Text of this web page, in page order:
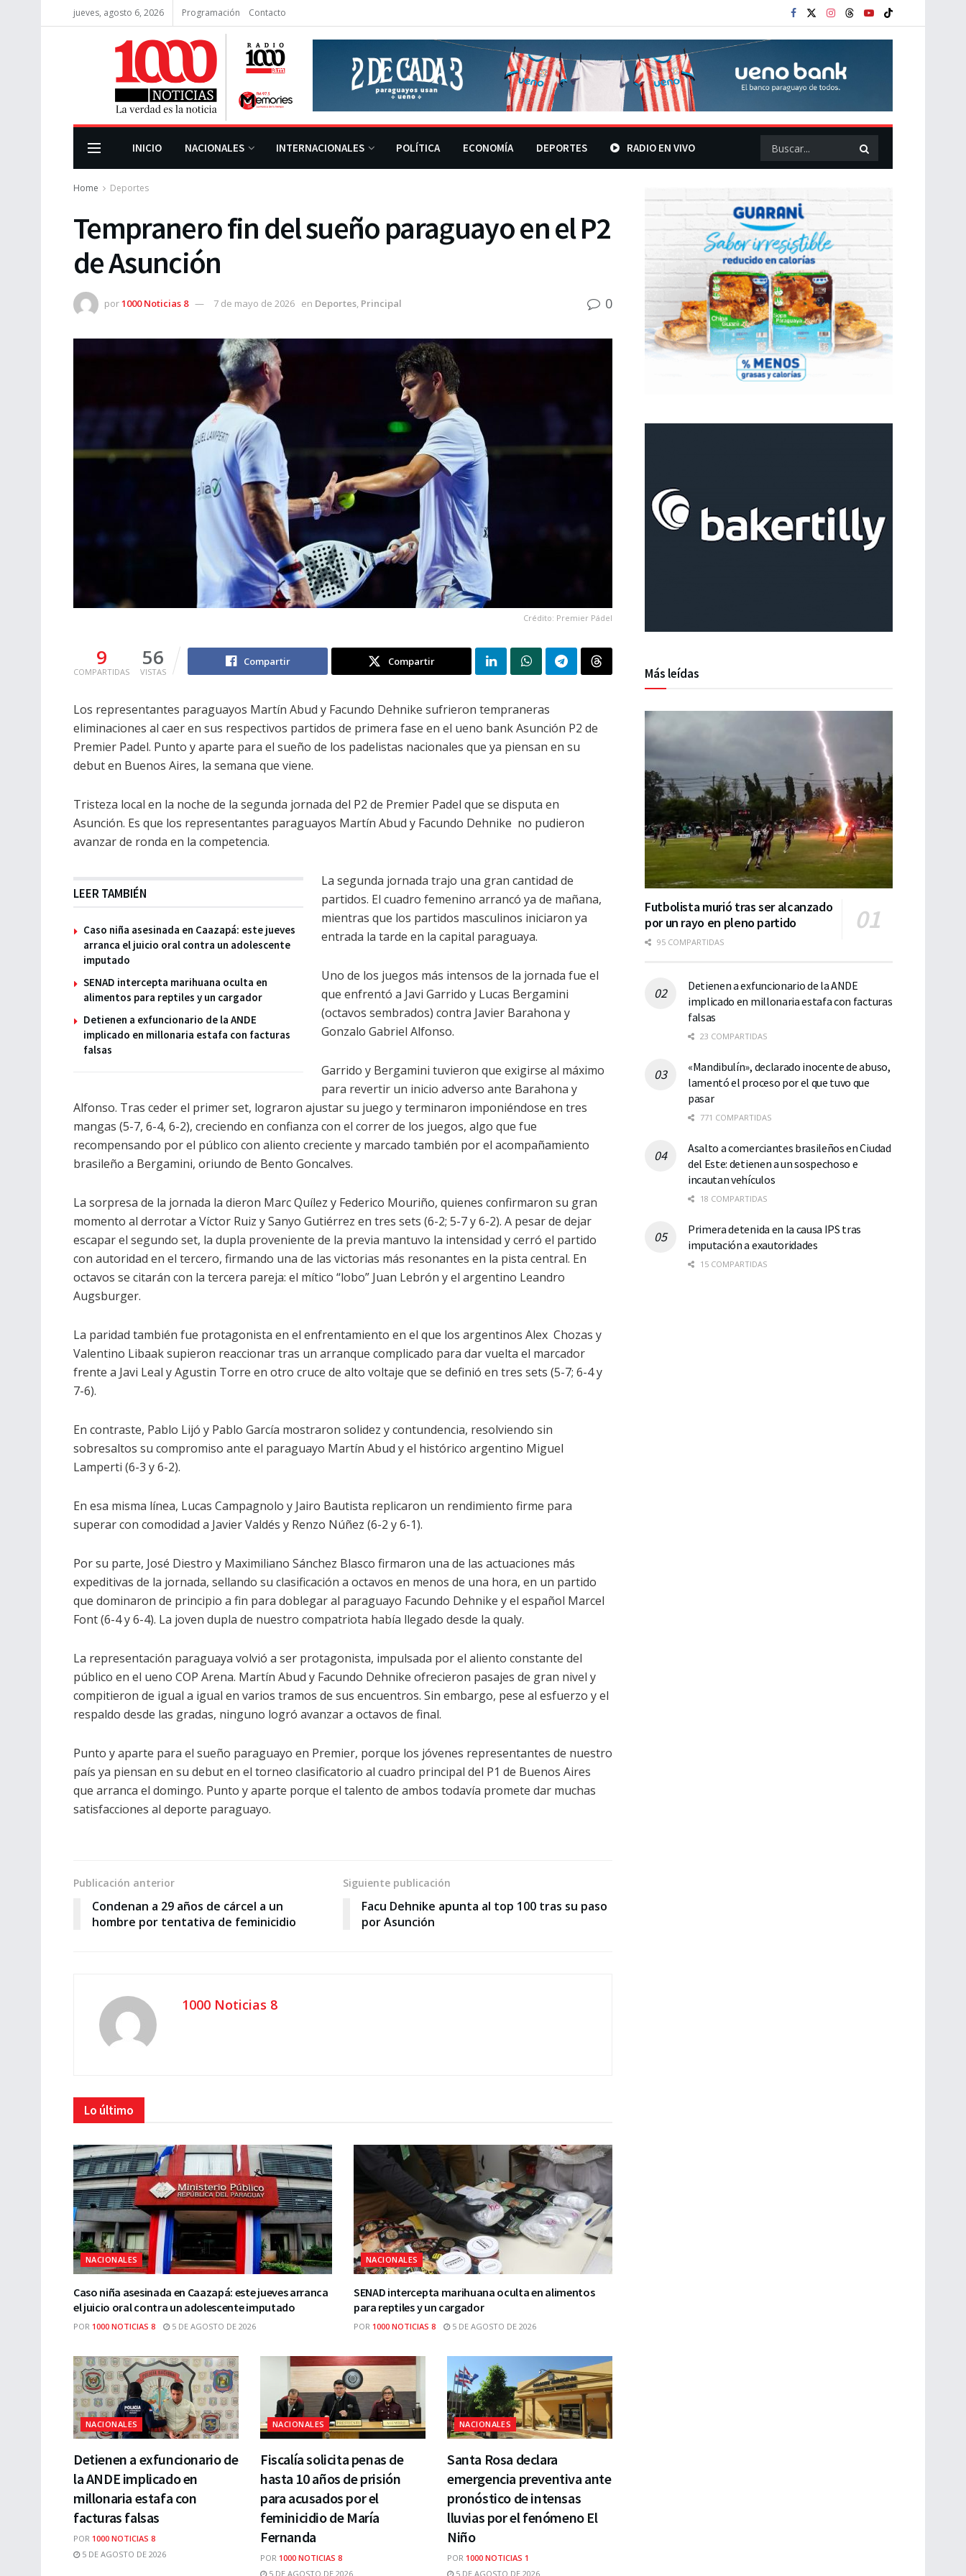
jueves, agosto 6, 2026 Programación Contacto
INICIO NACIONALES INTERNACIONALES POLÍTICA ECONOMÍA DEPORTES RADIO EN VIVO
Home Deportes
Tempranero fin del sueño paraguayo en el P2
de Asunción
por1000 Noticias 8 7 de mayo de 2026 en Deportes, Principal 0
Crédito: Premier Pádel
9
COMPARTIDAS
56
VISTAS
Compartir Compartir
Los representantes paraguayos Martín Abud y Facundo Dehnike sufrieron tempraneras
eliminaciones al caer en sus respectivos partidos de primera fase en el ueno bank Asunción P2 de
Premier Padel. Punto y aparte para el sueño de los padelistas nacionales que ya piensan en su
debut en Buenos Aires, la semana que viene.
Tristeza local en la noche de la segunda jornada del P2 de Premier Padel que se disputa en
Asunción. Es que los representantes paraguayos Martín Abud y Facundo Dehnike no pudieron
avanzar de ronda en la competencia.
LEER TAMBIÉN
Caso niña asesinada en Caazapá: este jueves
arranca el juicio oral contra un adolescente
imputado
SENAD intercepta marihuana oculta en
alimentos para reptiles y un cargador
Detienen a exfuncionario de la ANDE
implicado en millonaria estafa con facturas
falsas
La segunda jornada trajo una gran cantidad de
partidos. El cuadro femenino arrancó ya de mañana,
mientras que los partidos masculinos iniciaron ya
entrada la tarde en la capital paraguaya.
Uno de los juegos más intensos de la jornada fue el
que enfrentó a Javi Garrido y Lucas Bergamini
(octavos sembrados) contra Javier Barahona y
Gonzalo Gabriel Alfonso.
Garrido y Bergamini tuvieron que exigirse al máximo
para revertir un inicio adverso ante Barahona y
Alfonso. Tras ceder el primer set, lograron ajustar su juego y terminaron imponiéndose en tres
mangas (5-7, 6-4, 6-2), creciendo en confianza con el correr de los juegos, algo que fue
recompensando por el público con aliento creciente y marcado también por el acompañamiento
brasileño a Bergamini, oriundo de Bento Goncalves.
La sorpresa de la jornada la dieron Marc Quílez y Federico Mouriño, quienes confirmaron su gran
momento al derrotar a Víctor Ruiz y Sanyo Gutiérrez en tres sets (6-2; 5-7 y 6-2). A pesar de dejar
escapar el segundo set, la dupla proveniente de la previa mantuvo la intensidad y cerró el partido
con autoridad en el tercero, firmando una de las victorias más resonantes en la pista central. En
octavos se citarán con la tercera pareja: el mítico “lobo” Juan Lebrón y el argentino Leandro
Augsburger.
La paridad también fue protagonista en el enfrentamiento en el que los argentinos Alex Chozas y
Valentino Libaak supieron reaccionar tras un arranque complicado para dar vuelta el marcador
frente a Javi Leal y Agustin Torre en otro cruce de alto voltaje que se definió en tres sets (5-7; 6-4 y
7-6).
En contraste, Pablo Lijó y Pablo García mostraron solidez y contundencia, resolviendo sin
sobresaltos su compromiso ante el paraguayo Martín Abud y el histórico argentino Miguel
Lamperti (6-3 y 6-2).
En esa misma línea, Lucas Campagnolo y Jairo Bautista replicaron un rendimiento firme para
superar con comodidad a Javier Valdés y Renzo Núñez (6-2 y 6-1).
Por su parte, José Diestro y Maximiliano Sánchez Blasco firmaron una de las actuaciones más
expeditivas de la jornada, sellando su clasificación a octavos en menos de una hora, en un partido
que dominaron de principio a fin para doblegar al paraguayo Facundo Dehnike y el español Marcel
Font (6-4 y 6-4). La joven dupla de nuestro compatriota había llegado desde la qualy.
La representación paraguaya volvió a ser protagonista, impulsada por el aliento constante del
público en el ueno COP Arena. Martín Abud y Facundo Dehnike ofrecieron pasajes de gran nivel y
compitieron de igual a igual en varios tramos de sus encuentros. Sin embargo, pese al esfuerzo y el
respaldo desde las gradas, ninguno logró avanzar a octavos de final.
Punto y aparte para el sueño paraguayo en Premier, porque los jóvenes representantes de nuestro
país ya piensan en su debut en el torneo clasificatorio al cuadro principal del P1 de Buenos Aires
que arranca el domingo. Punto y aparte porque el talento de ambos todavía promete dar muchas
satisfacciones al deporte paraguayo.
Publicación anterior
Condenan a 29 años de cárcel a un
hombre por tentativa de feminicidio
Siguiente publicación
Facu Dehnike apunta al top 100 tras su paso
por Asunción
1000 Noticias 8
Lo último
NACIONALES
Caso niña asesinada en Caazapá: este jueves arranca
el juicio oral contra un adolescente imputado
POR 1000 NOTICIAS 8 5 DE AGOSTO DE 2026
NACIONALES
SENAD intercepta marihuana oculta en alimentos
para reptiles y un cargador
POR 1000 NOTICIAS 8 5 DE AGOSTO DE 2026
NACIONALES
Detienen a exfuncionario de
la ANDE implicado en
millonaria estafa con
facturas falsas
POR 1000 NOTICIAS 8
5 DE AGOSTO DE 2026
NACIONALES
Fiscalía solicita penas de
hasta 10 años de prisión
para acusados por el
feminicidio de María
Fernanda
POR 1000 NOTICIAS 8
5 DE AGOSTO DE 2026
NACIONALES
Santa Rosa declara
emergencia preventiva ante
pronóstico de intensas
lluvias por el fenómeno El
Niño
POR 1000 NOTICIAS 1
5 DE AGOSTO DE 2026
Más leídas
Futbolista murió tras ser alcanzado
por un rayo en pleno partido
95 COMPARTIDAS
Detienen a exfuncionario de la ANDE
implicado en millonaria estafa con facturas
falsas
23 COMPARTIDAS
«Mandibulín», declarado inocente de abuso,
lamentó el proceso por el que tuvo que
pasar
771 COMPARTIDAS
Asalto a comerciantes brasileños en Ciudad
del Este: detienen a un sospechoso e
incautan vehículos
18 COMPARTIDAS
Primera detenida en la causa IPS tras
imputación a exautoridades
15 COMPARTIDAS